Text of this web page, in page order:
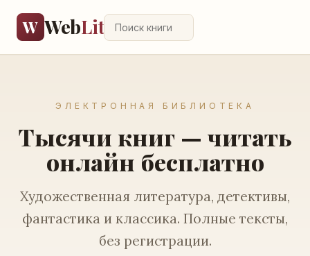
W WebLit
ЭЛЕКТРОННАЯ БИБЛИОТЕКА
Тысячи книг — читать
онлайн бесплатно
Художественная литература, детективы,
фантастика и классика. Полные тексты,
без регистрации.